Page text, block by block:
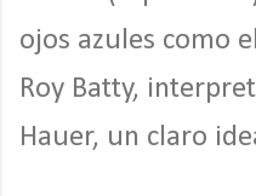
ojos azules como
Roy Batty,
Hauer, un claro